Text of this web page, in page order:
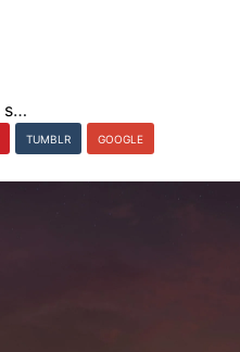
Chacun prÃªche pour sa paroisse.
TUMBLR GOOGLE